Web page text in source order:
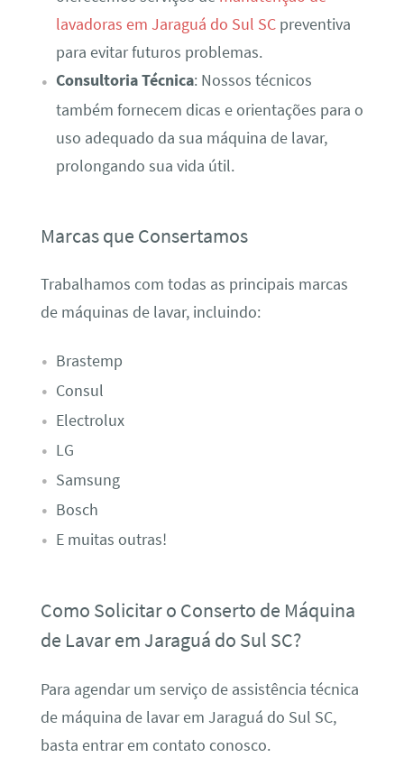
lavadoras em Jaraguá do Sul SCpreventiva
para evitar futuros problemas.
Consultoria Técnica: Nossos técnicos
também fornecem dicas e orientações para o
uso adequado da sua máquina de lavar,
prolongando sua vida útil.
Marcas que Consertamos
Trabalhamos com todas as principais marcas
de máquinas de lavar, incluindo:
Brastemp
Consul
Electrolux
LG
Samsung
Bosch
E muitas outras!
Como Solicitar o Conserto de Máquina
de Lavar em Jaraguá do Sul SC?
Para agendar um serviço de assistência técnica
de máquina de lavar em Jaraguá do Sul SC,
basta entrar em contato conosco.